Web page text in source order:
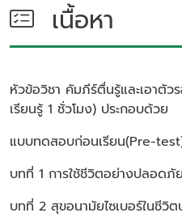
เนื้อหา
หัวข้อวิชา คัมภีร์ตื่นรู้และเอาตัว
เรียนรู้ 1 ชั่วโมง) ประกอบด้วย
แบบทดสอบก่อนเรียน(Pre-
บทที่ 1 การใช้ชีวิตอย่างปลอดภั
บทที่ 2 สุขอนามัยไซเบอร์ในชีวิต